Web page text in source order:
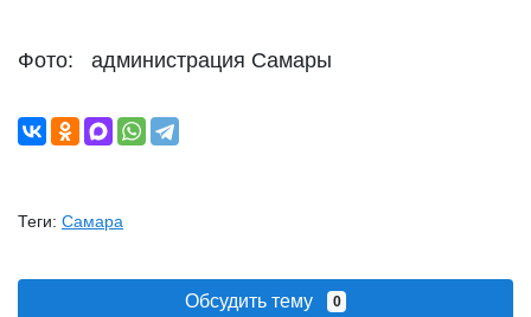
Фото: администрация Самары
Теги: Самара
Обсудить тему 0